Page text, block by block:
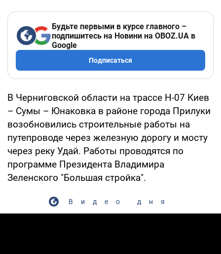
Будьте первыми в курсе главного –
подпишитесь на Новини на OBOZ.UA в
Google
Подписаться
В Черниговской области на трассе Н-07 Киев
– Сумы – Юнаковка в районе города Прилуки
возобновились строительные работы на
путепроводе через железную дорогу и мосту
через реку Удай. Работы проводятся по
программе Президента Владимира
Зеленского "Большая стройка".
Видео дня